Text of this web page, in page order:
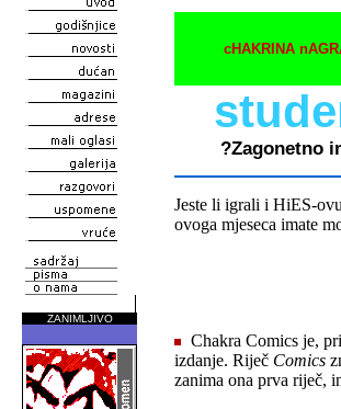
ZANIMLJIVO
cHAKRINA
?Zagonetno
Jeste li igrali i HiES-ovu
ovoga mjeseca imate
Chakra Comics je,
izdanje. Riječ Comics
zanima ona prva riječ,